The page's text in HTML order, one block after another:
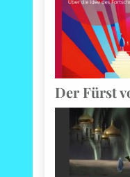
Der Fürst